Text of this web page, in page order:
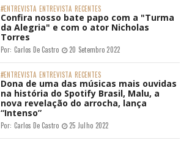
#ENTREVISTA ENTREVISTA RECENTES
Confira nosso bate papo com a "Turma
da Alegria" e com o ator Nicholas
Torres
Por: Carlos De Castro 20 Setembro 2022
#ENTREVISTA ENTREVISTA RECENTES
Dona de uma das músicas mais ouvidas
na história do Spotify Brasil, Malu, a
nova revelação do arrocha, lança
“Intenso”
Por: Carlos De Castro 25 Julho 2022